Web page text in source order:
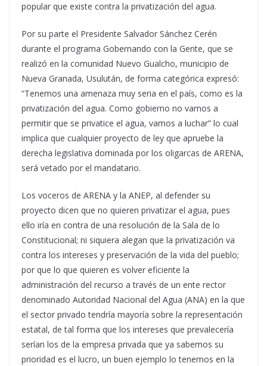
popular que existe contra la privatización del agua.
Por su parte el Presidente Salvador Sánchez Cerén
durante el programa Gobernando con la Gente, que se
realizó en la comunidad Nuevo Gualcho, municipio de
Nueva Granada, Usulután, de forma categórica expresó:
“Tenemos una amenaza muy seria en el país, como es la
privatización del agua. Como gobierno no vamos a
permitir que se privatice el agua, vamos a luchar” lo cual
implica que cualquier proyecto de ley que apruebe la
derecha legislativa dominada por los oligarcas de ARENA,
será vetado por el mandatario.
Los voceros de ARENA y la ANEP, al defender su
proyecto dicen que no quieren privatizar el agua, pues
ello iría en contra de una resolución de la Sala de lo
Constitucional; ni siquiera alegan que la privatización va
contra los intereses y preservación de la vida del pueblo;
por que lo que quieren es volver eficiente la
administración del recurso a través de un ente rector
denominado Autoridad Nacional del Agua (ANA) en la que
el sector privado tendría mayoría sobre la representación
estatal, de tal forma que los intereses que prevalecería
serían los de la empresa privada que ya sabemos su
prioridad es el lucro, un buen ejemplo lo tenemos en la